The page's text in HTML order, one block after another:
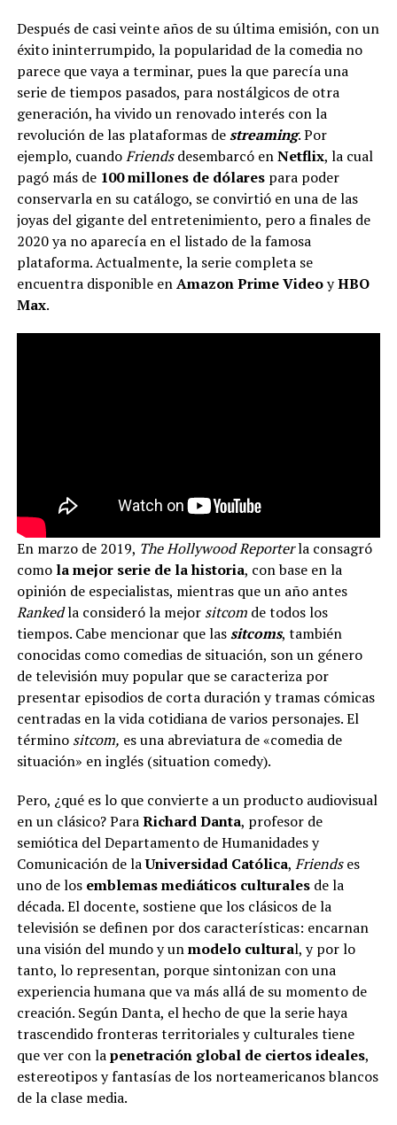
Después de casi veinte años de su última emisión, con un
éxito ininterrumpido, la popularidad de la comedia no
parece que vaya a terminar, pues la que parecía una
serie de tiempos pasados, para nostálgicos de otra
generación, ha vivido un renovado interés con la
revolución de las plataformas destreaming. Por
ejemplo, cuandoFriendsdesembarcó enNetflix, la cual
pagó más de 100 millones de dólarespara poder
conservarla en su catálogo, se convirtió en una de las
joyas del gigante del entretenimiento, pero a finales de
2020 ya no aparecía en el listado de la famosa
plataforma. Actualmente, la serie completa se
encuentra disponible enAmazon Prime VideoyHBO
Max.
En marzo de 2019, The Hollywood Reporterla consagró
como la mejor serie de la historia, con base en la
opinión de especialistas, mientras que un año antes
Rankedla consideró la mejorsitcom de todos los
tiempos. Cabe mencionar que lassitcoms, también
conocidas como comedias de situación, son un género
de televisión muy popular que se caracteriza por
presentar episodios de corta duración y tramas cómicas
centradas en la vida cotidiana de varios personajes. El
términositcom, es una abreviatura de «comedia de
situación» en inglés (situation comedy).
Pero, ¿qué es lo que convierte a un producto audiovisual
en un clásico? ParaRichard Danta, profesor de
semiótica del Departamento de Humanidades y
Comunicación de laUniversidad Católica, Friendses
uno de los emblemas mediáticos culturalesde la
década. El docente, sostiene que los clásicos de la
televisión se definen por dos características: encarnan
una visión del mundo y unmodelo cultural, y por lo
tanto, lo representan, porque sintonizan con una
experiencia humana que va más allá de su momento de
creación. Según Danta, el hecho de que la serie haya
trascendido fronteras territoriales y culturales tiene
que ver con lapenetración global de ciertos ideales,
estereotipos y fantasías de los norteamericanos blancos
de la clase media.